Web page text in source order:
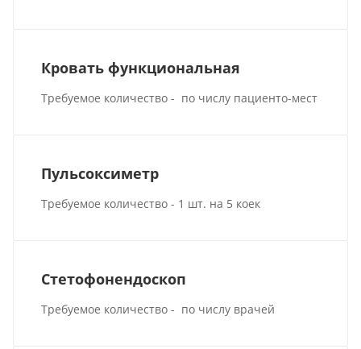
Кровать функциональная
Требуемое количество - по числу пациенто-мест
Пульсоксиметр
Требуемое количество - 1 шт. на 5 коек
Стетофонендоскоп
Требуемое количество - по числу врачей